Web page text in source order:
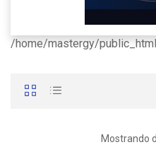
/home/mastergy/
Mostrando